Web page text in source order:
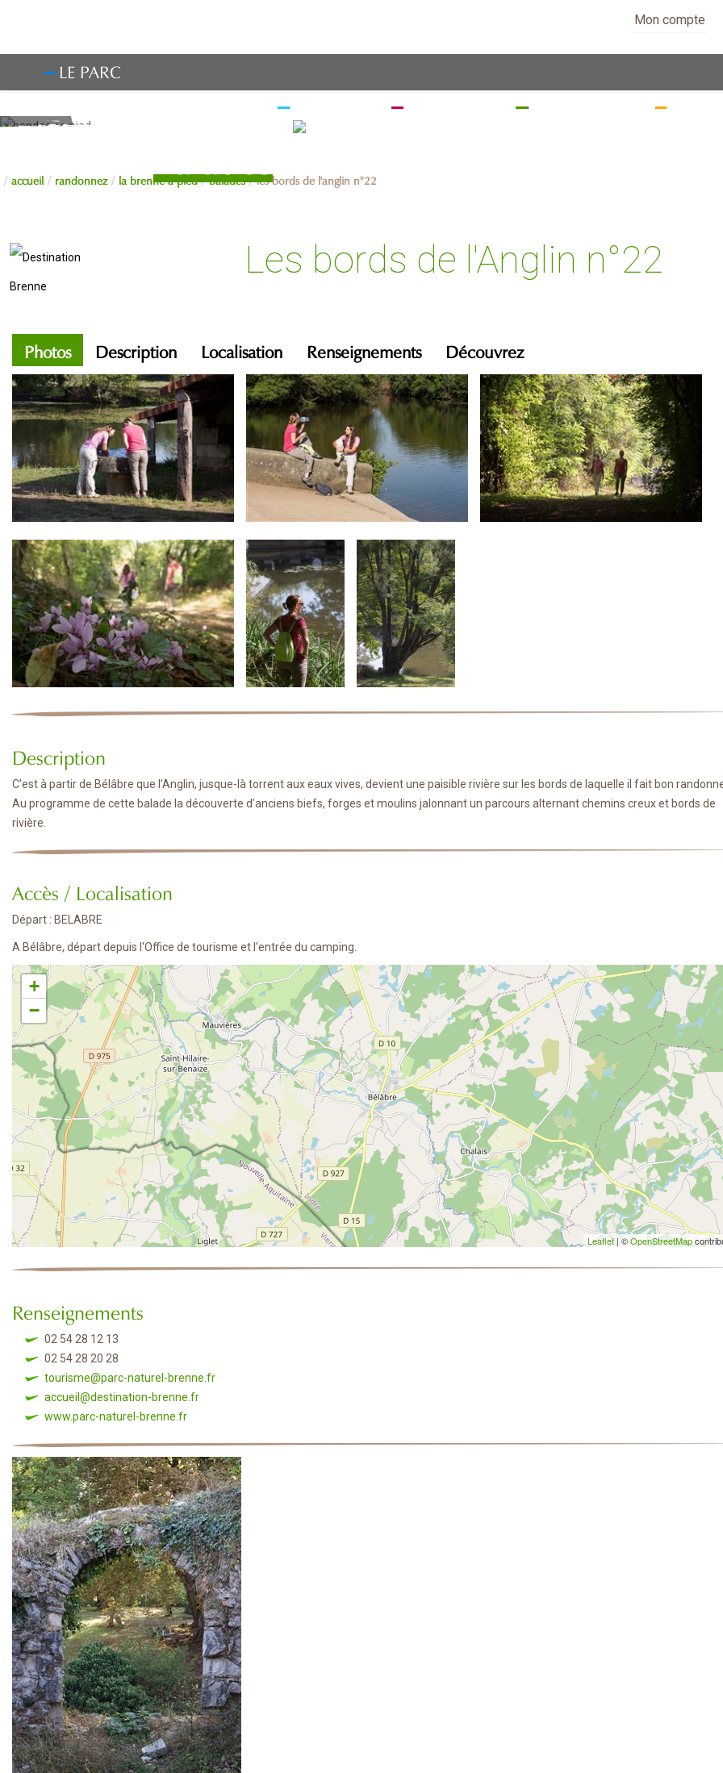
Mon compte
LE PARC
accueil randonnez la brenne à pied les bords de l'anglin n°22
Les bords de l'Anglin n°22
Photos Description Localisation Renseignements Découvrez
Description
C’est à partir de Bélâbre que l’Anglin, jusque-là torrent aux eaux vives, devient une paisible rivière sur les bords de laquelle il fait bon
Au programme de cette balade la découverte d’anciens biefs, forges et moulins jalonnant un parcours alternant chemins creux et bords de
rivière.
Accès / Localisation
Départ : BELABRE
A Bélâbre, départ depuis l'Office de tourisme et l'entrée du camping.
+
−
Leaflet| ©OpenStreetMap
Renseignements
02 54 28 12 13
02 54 28 20 28
tourisme@parc-naturel-brenne.fr
accueil@destination-brenne.fr
www.parc-naturel-brenne.fr